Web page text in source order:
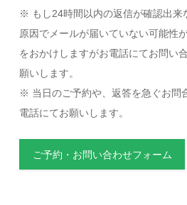
※ もし24時間以内の返信が確認出来
原因でメールが届いていない可能性
をおかけしますがお電話にてお問い
願いします。
※ 当日のご予約や、返答を急ぐお問
電話にてお願いします。
ご予約・お問い合わせフォーム